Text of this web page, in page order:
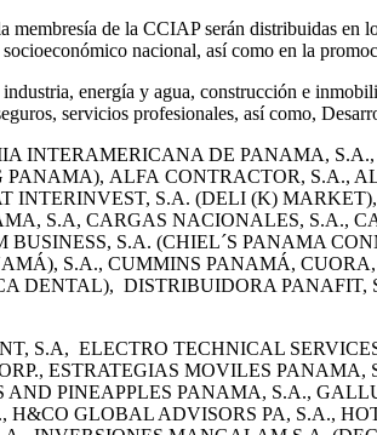
membresía de la CCIAP serán distribuidas
nacional, así como en la
energía y agua, construcción e
servicios profesionales, así como,
INTERAMERICANA DE PANAMA,
ALFA CONTRACTOR, S.A.,
INTERINVEST, S.A. (DELI (K)
S.A, CARGAS NACIONALES, S.A.,
S.A. (CHIEL´S PANAMA
S.A., CUMMINS PANAMÁ,
DENTAL), DISTRIBUIDORA
S.A, ELECTRO TECHNICAL
ESTRATEGIAS MOVILES
PINEAPPLES PANAMA, S.A.,
GLOBAL ADVISORS PA, S.A.,